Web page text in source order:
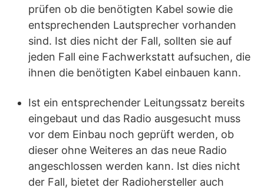
prüfen ob die benötigten Kabel sowie die
entsprechenden Lautsprecher vorhanden
sind. Ist dies nicht der Fall, sollten sie auf
jeden Fall eine Fachwerkstatt aufsuchen, die
ihnen die benötigten Kabel einbauen kann.
Ist ein entsprechender Leitungssatz bereits
eingebaut und das Radio ausgesucht muss
vor dem Einbau noch geprüft werden, ob
dieser ohne Weiteres an das neue Radio
angeschlossen werden kann. Ist dies nicht
der Fall, bietet der Radiohersteller auch